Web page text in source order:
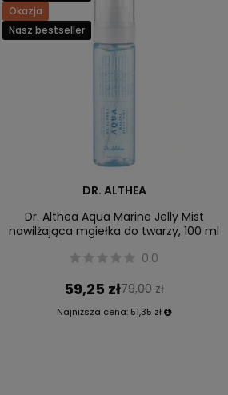
Okazja
Nasz bestseller
DR. ALTHEA
Dr. Althea Aqua Marine Jelly Mist
nawilżająca mgiełka do twarzy, 100 ml
0.0
59,25 zł79,00 zł
Najniższa cena: 51,35 zł